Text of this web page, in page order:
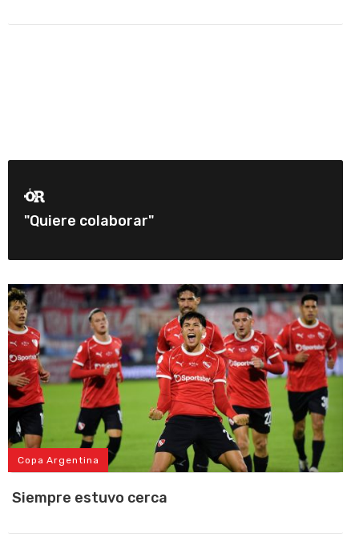
"Quiere colaborar"
Copa Argentina
Siempre estuvo cerca